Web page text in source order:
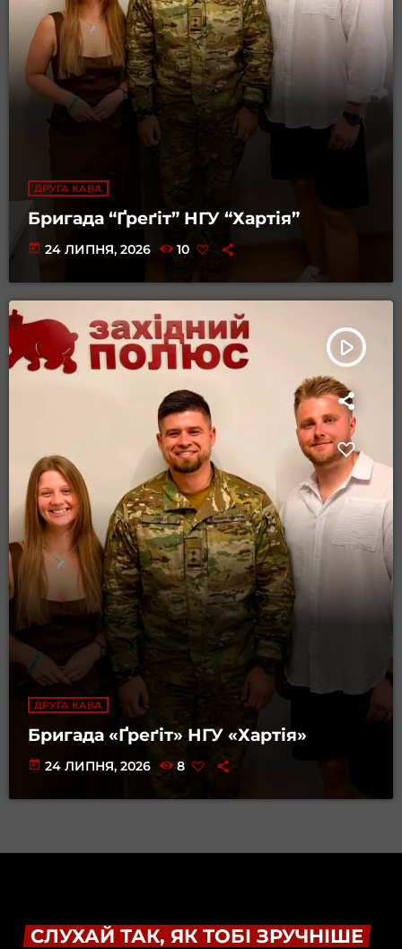
ДРУГА КАВА
Бригада “Ґреґіт” НГУ “Хартія”
today 24 ЛИПНЯ, 2026 10
play_arrow
ДРУГА КАВА
Бригада «Ґреґіт» НГУ «Хартія»
today 24 ЛИПНЯ, 2026 8
СЛУХАЙ ТАК, ЯК ТОБІ ЗРУЧНІШЕ